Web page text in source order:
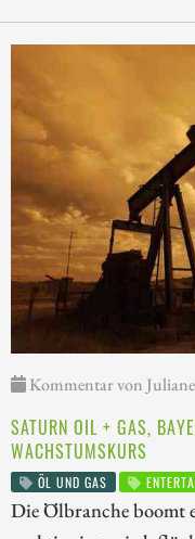
Kommentar von
SATURN OIL + GAS,
WACHSTUMSKURS
ÖL UND GAS
Die Ölbranche boomt